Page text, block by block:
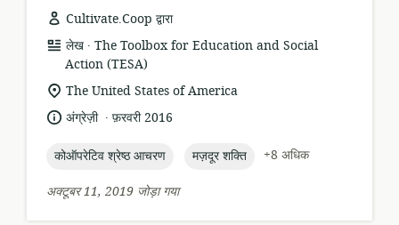
Cultivate.Coop द्वारा
संसाधन
प्रारूप:
लेख .
प्रकाशक:The Toolbox for Education and Social
Action (TESA)
सुसंगति
का
स्थान:
The United States of America
भाषा:अंग्रेज़ी .
प्रकाशनफ़रवरी 2016
topic:
कोऑपरेटिव श्रेष्ठ आचरण topic:
मज़दूर शक्ति
+8 अधिक
अक्टूबर 11, 2019 जोड़ा गया